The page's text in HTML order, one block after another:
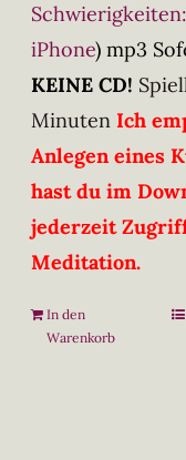
iPhone) mp3
KEINE CD!
Minuten Ich
Anlegen eines
hast du im
jederzeit
Meditation.
In den
Warenkorb